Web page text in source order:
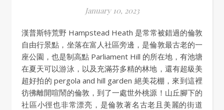
January 10, 2023
漢普斯特荒野 Hampstead Heath 是常常被錯過的倫敦
自由行景點，坐落在富人社區旁邊，是倫敦最古老的一
座公園，也是制高點 Parliament Hill 的所在地，有池塘
在夏天可以游泳，以及充滿芬多精的林地，還有超級美
超好拍的 pergola and hill garden 絕美花棚，來到這裡
彷彿離開喧鬧的倫敦，到了一處世外桃源！山丘腳下的
社區小徑也非常漂亮，是倫敦著名古老且美麗的街道